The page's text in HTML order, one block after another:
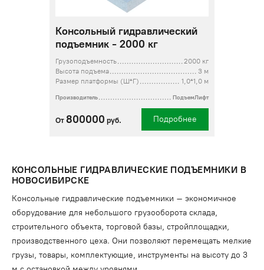
Консольный гидравлический
подъемник - 2000 кг
Грузоподъемность
2000 кг
Высота подъема
3 м
Размер платформы (Ш*Г)
1,0*1,0 м
Производитель ПодъемЛифт
От 800000 руб. Подробнее
КОНСОЛЬНЫЕ ГИДРАВЛИЧЕСКИЕ ПОДЪЕМНИКИ В
НОВОСИБИРСКЕ
Консольные гидравлические подъемники – экономичное
оборудование для небольшого грузооборота склада,
строительного объекта, торговой базы, стройплощадки,
производственного цеха. Они позволяют перемещать мелкие
грузы, товары, комплектующие, инструменты на высоту до 3